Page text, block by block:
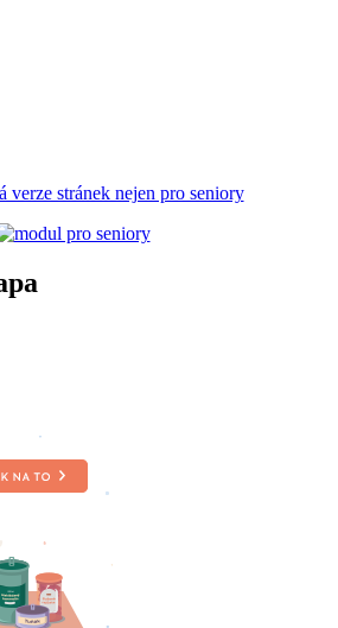
verze stránek nejen pro seniory